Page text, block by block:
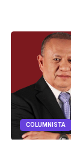
COLUMNISTA